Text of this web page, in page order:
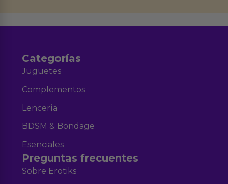
Categorías
Juguetes
Complementos
Lencería
BDSM & Bondage
Esenciales
Preguntas frecuentes
Sobre Erotiks